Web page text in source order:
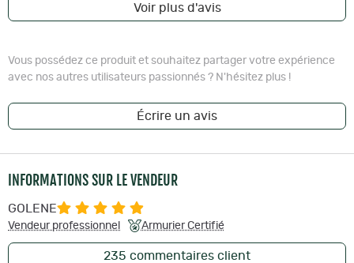
Voir plus d'avis
Vous possédez ce produit et souhaitez partager votre expérience
avec nos autres utilisateurs passionnés ? N'hésitez plus !
Écrire un avis
INFORMATIONS SUR LE VENDEUR
GOLENE
Vendeur professionnel Armurier Certifié
235 commentaires client